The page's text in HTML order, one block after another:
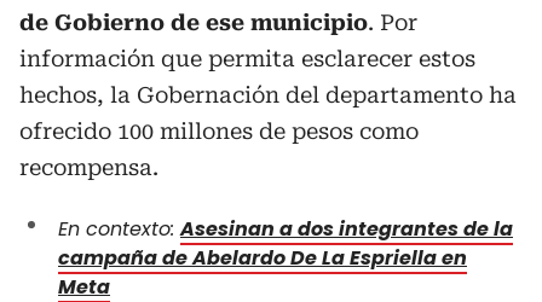
de Gobierno de ese municipio. Por
información que permita esclarecer estos
hechos, la Gobernación del departamento ha
ofrecido 100 millones de pesos como
recompensa.
En contexto:Asesinan a dos integrantes de la
campaña de Abelardo De La Espriella en
Meta